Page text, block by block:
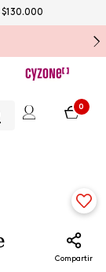
0
$130.000
Compartir